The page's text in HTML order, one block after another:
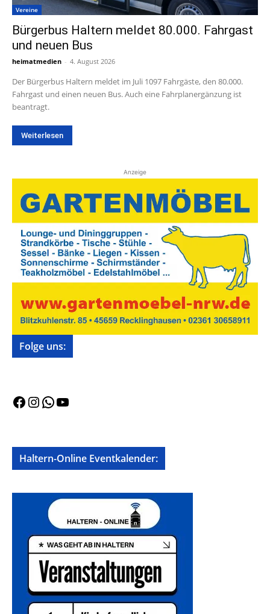
Vereine
Bürgerbus Haltern meldet 80.000. Fahrgast
und neuen Bus
heimatmedien - 4. August 2026
Der Bürgerbus Haltern meldet im Juli 1097 Fahrgäste, den 80.000.
Fahrgast und einen neuen Bus. Auch eine Fahrplanergänzung ist
beantragt.
Weiterlesen
Anzeige
Folge uns:
Facebook
Instagram
WhatsApp
YouTube
Haltern-Online Eventkalender: